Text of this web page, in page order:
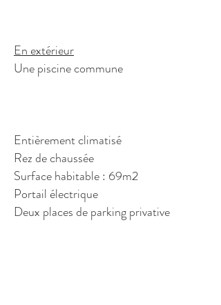
En extérieur
Une piscine commune
Entièrement climatisé
Rez de chaussée
Surface habitable : 69m2
Portail électrique
Deux places de parking privative